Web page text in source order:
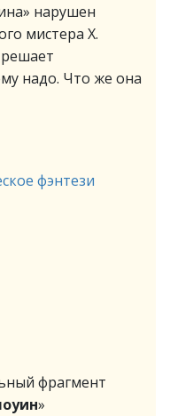
нарушен
мистера Х.
надо. Что же она
фэнтези
фрагмент
»